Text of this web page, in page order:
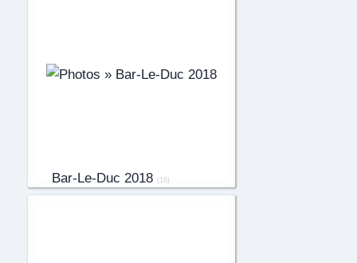
Bar-Le-Duc 2018 (18)